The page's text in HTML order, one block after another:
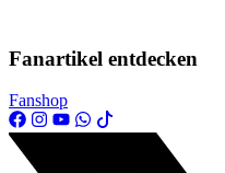
Fanartikel entdecken
Fanshop